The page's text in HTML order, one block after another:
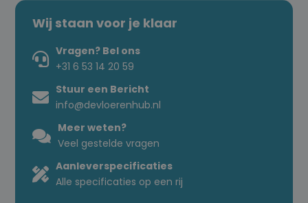
Wij staan voor je klaar
Vragen? Bel ons
+31 6 53 14 20 59
Stuur een Bericht
info@devloerenhub.nl
Meer weten?
Veel gestelde vragen
Aanleverspecificaties
Alle specificaties op een rij